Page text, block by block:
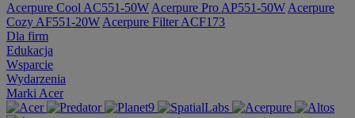
Acerpure Cool AC551-50W Acerpure Pro AP551-50W Acerpure
Cozy AF551-20W Acerpure Filter ACF173
Dla firm
Edukacja
Wsparcie
Wydarzenia
Marki Acer